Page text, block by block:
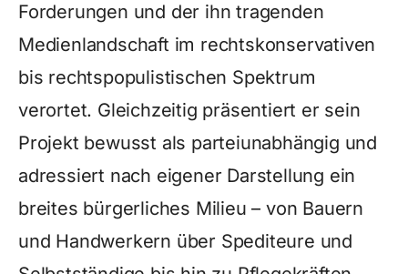
Forderungen und der ihn tragenden
Medienlandschaft im rechtskonservativen
bis rechtspopulistischen Spektrum
verortet. Gleichzeitig präsentiert er sein
Projekt bewusst als parteiunabhängig und
adressiert nach eigener Darstellung ein
breites bürgerliches Milieu – von Bauern
und Handwerkern über Spediteure und